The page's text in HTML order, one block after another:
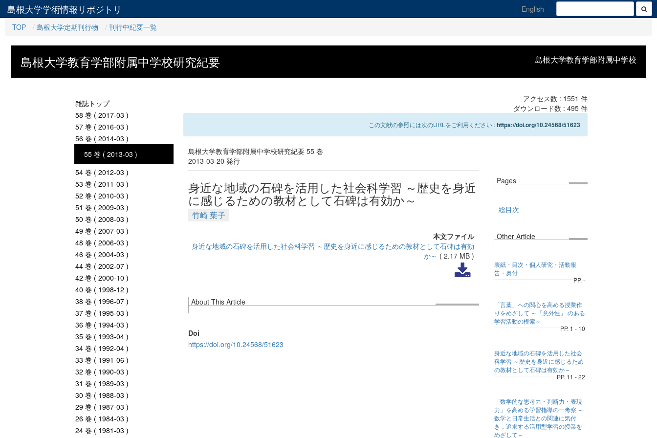
島根大学学術情報リポジトリ
English
TOP
島根大学定期刊行物 刊行中紀要一覧
島根大学教育学部附属中学校
島根大学教育学部附属中学校研究紀要
雑誌トップ
58 巻 ( 2017-03 )
57 巻 ( 2016-03 )
56 巻 ( 2014-03 )
55 巻 ( 2013-03 )
54 巻 ( 2012-03 )
53 巻 ( 2011-03 )
52 巻 ( 2010-03 )
51 巻 ( 2009-03 )
50 巻 ( 2008-03 )
49 巻 ( 2007-03 )
48 巻 ( 2006-03 )
46 巻 ( 2004-03 )
44 巻 ( 2002-07 )
42 巻 ( 2000-10 )
40 巻 ( 1998-12 )
38 巻 ( 1996-07 )
37 巻 ( 1995-03 )
36 巻 ( 1994-03 )
35 巻 ( 1993-04 )
34 巻 ( 1992-04 )
33 巻 ( 1991-06 )
32 巻 ( 1990-03 )
31 巻 ( 1989-03 )
30 巻 ( 1988-03 )
29 巻 ( 1987-03 )
26 巻 ( 1984-03 )
24 巻 ( 1981-03 )
アクセス数 : 1551 件
ダウンロード数 : 495件
この文献の参照には次のURLをご利用ください :https://doi.org/10.24568/51623
島根大学教育学部附属中学校研究紀要 55 巻
2013-03-20 発行
身近な地域の石碑を活用した社会科学習 ～歴史を身近
に感じるための教材として石碑は有効か～
竹崎 葉子
本文ファイル
身近な地域の石碑を活用した社会科学習 ～歴史を身近に感じるための教材として石碑は有効
か～ (2.17 MB )
About This Article
Doi
https://doi.org/10.24568/51623
Pages
総目次
Other Article
表紙・目次・個人研究・活動報
告・奥付
PP. -
「言葉」への関心を高める授業作
りをめざして ～「意外性」 のある
学習活動の模索～
PP. 1 - 10
身近な地域の石碑を活用した社会
科学習 ～歴史を身近に感じるため
の教材として石碑は有効か～
PP. 11 - 22
「数学的な思考力・判断力・表現
力」を高める学習指導の一考察 ～
数学と日常生活との関連に気付
き，追求する活用型学習の授業を
めざして～